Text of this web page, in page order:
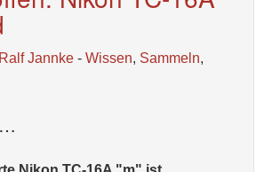
Ralf Jannke - Wissen, Sammeln,